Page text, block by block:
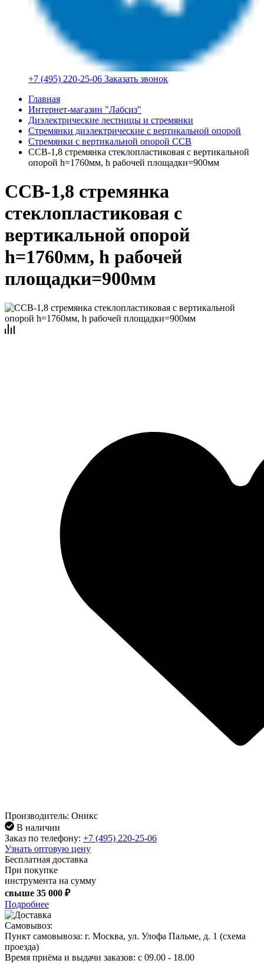
+7 (495) 220-25-06 Заказать звонок
Главная
Интернет-магазин "Лабсиз"
Диэлектрические лестницы и стремянки
Стремянки диэлектрические с вертикальной опорой
Стремянки с вертикальной опорой ССВ
ССВ-1,8 стремянка стеклопластиковая с вертикальной
опорой h=1760мм, h рабочей площадки=900мм
ССВ-1,8 стремянка
стеклопластиковая с
вертикальной опорой
h=1760мм, h рабочей
площадки=900мм
Производитель: Оникс
В наличии
Заказ по телефону: +7 (495) 220-25-06
Узнать оптовую цену
Бесплатная доставка
При покупке
инструмента на сумму
свыше 35 000 ₽
Подробнее
Самовывоз:
Пункт самовывоза: г. Москва, ул. Улофа Пальме, д. 1 (схема
проезда)
Время приёма и выдачи заказов: c 09.00 - 18.00